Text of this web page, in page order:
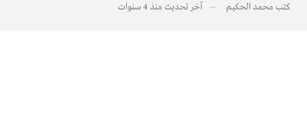
كتب محمد الحكيم آخر تحديث منذ 4 سنوات